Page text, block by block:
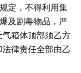
定，不得利用集
及剧毒物品，严
箱体顶部须乙方
律责任全部由乙